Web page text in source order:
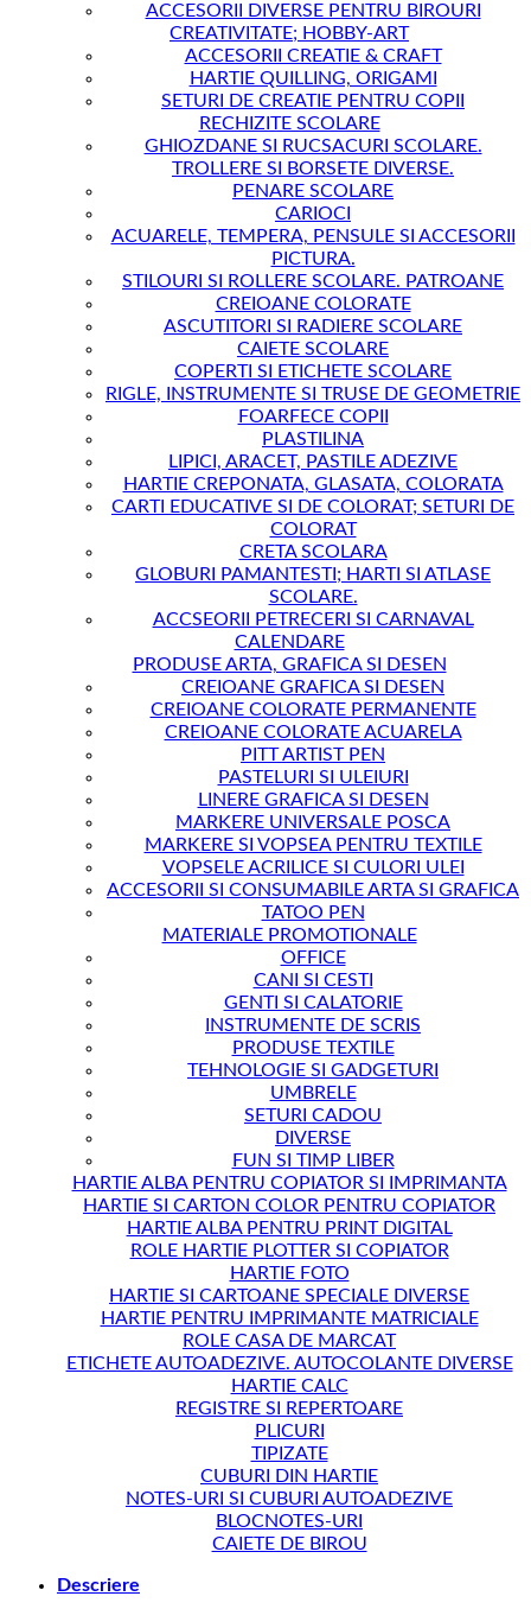
ACCESORII DIVERSE PENTRU BIROURI
CREATIVITATE; HOBBY-ART
ACCESORII CREATIE & CRAFT
HARTIE QUILLING, ORIGAMI
SETURI DE CREATIE PENTRU COPII
RECHIZITE SCOLARE
GHIOZDANE SI RUCSACURI SCOLARE.
TROLLERE SI BORSETE DIVERSE.
PENARE SCOLARE
CARIOCI
ACUARELE, TEMPERA, PENSULE SI ACCESORII
PICTURA.
STILOURI SI ROLLERE SCOLARE. PATROANE
CREIOANE COLORATE
ASCUTITORI SI RADIERE SCOLARE
CAIETE SCOLARE
COPERTI SI ETICHETE SCOLARE
RIGLE, INSTRUMENTE SI TRUSE DE GEOMETRIE
FOARFECE COPII
PLASTILINA
LIPICI, ARACET, PASTILE ADEZIVE
HARTIE CREPONATA, GLASATA, COLORATA
CARTI EDUCATIVE SI DE COLORAT; SETURI DE
COLORAT
CRETA SCOLARA
GLOBURI PAMANTESTI; HARTI SI ATLASE
SCOLARE.
ACCSEORII PETRECERI SI CARNAVAL
CALENDARE
PRODUSE ARTA, GRAFICA SI DESEN
CREIOANE GRAFICA SI DESEN
CREIOANE COLORATE PERMANENTE
CREIOANE COLORATE ACUARELA
PITT ARTIST PEN
PASTELURI SI ULEIURI
LINERE GRAFICA SI DESEN
MARKERE UNIVERSALE POSCA
MARKERE SI VOPSEA PENTRU TEXTILE
VOPSELE ACRILICE SI CULORI ULEI
ACCESORII SI CONSUMABILE ARTA SI GRAFICA
TATOO PEN
MATERIALE PROMOTIONALE
OFFICE
CANI SI CESTI
GENTI SI CALATORIE
INSTRUMENTE DE SCRIS
PRODUSE TEXTILE
TEHNOLOGIE SI GADGETURI
UMBRELE
SETURI CADOU
DIVERSE
FUN SI TIMP LIBER
HARTIE ALBA PENTRU COPIATOR SI IMPRIMANTA
HARTIE SI CARTON COLOR PENTRU COPIATOR
HARTIE ALBA PENTRU PRINT DIGITAL
ROLE HARTIE PLOTTER SI COPIATOR
HARTIE FOTO
HARTIE SI CARTOANE SPECIALE DIVERSE
HARTIE PENTRU IMPRIMANTE MATRICIALE
ROLE CASA DE MARCAT
ETICHETE AUTOADEZIVE. AUTOCOLANTE DIVERSE
HARTIE CALC
REGISTRE SI REPERTOARE
PLICURI
TIPIZATE
CUBURI DIN HARTIE
NOTES-URI SI CUBURI AUTOADEZIVE
BLOCNOTES-URI
CAIETE DE BIROU
Descriere